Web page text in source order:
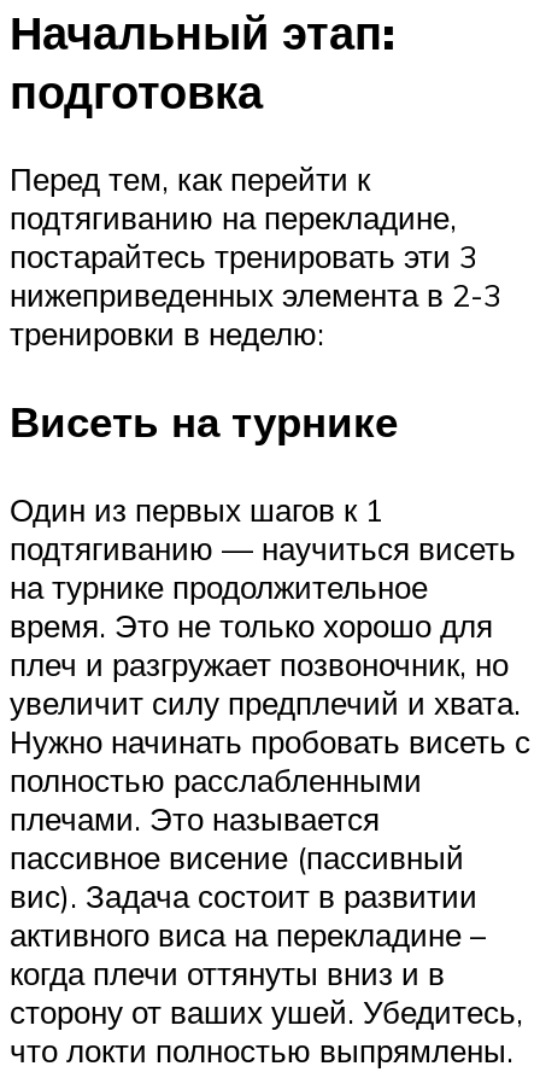
Начальный этап:
подготовка
Перед тем, как перейти к
подтягиванию на перекладине,
постарайтесь тренировать эти 3
нижеприведенных элемента в 2-3
тренировки в неделю:
Висеть на турнике
Один из первых шагов к 1
подтягиванию — научиться висеть
на турнике продолжительное
время. Это не только хорошо для
плеч и разгружает позвоночник, но
увеличит силу предплечий и хвата.
Нужно начинать пробовать висеть с
полностью расслабленными
плечами. Это называется
пассивное висение (пассивный
вис). Задача состоит в развитии
активного виса на перекладине –
когда плечи оттянуты вниз и в
сторону от ваших ушей. Убедитесь,
что локти полностью выпрямлены.